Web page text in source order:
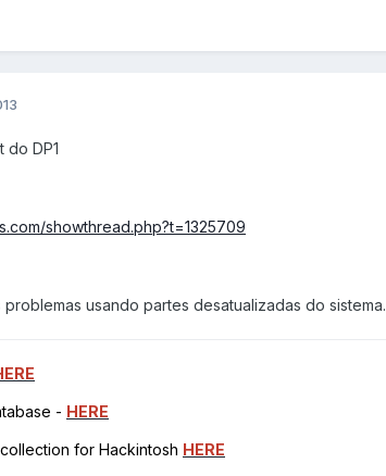
do DP1
showthread.php?t=1325709
usando partes desatualizadas do sistema.
- HERE
for Hackintosh HERE